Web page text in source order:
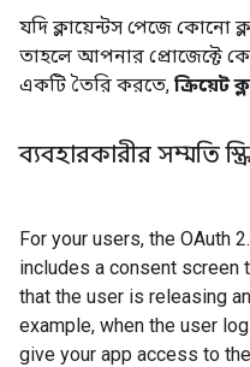
যদি ক্লায়েন্টস পেজে কোনো
তাহলে আপনার প্রোজেক্টে
একটি তৈরি করতে, ক্রিয়েট
ব্যবহারকারীর সম্মতি
For your users, the OAuth
includes a consent screen
that the user is releasing
example, when the user
give your app access to